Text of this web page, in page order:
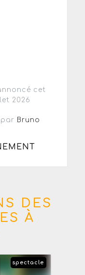
cet
2026
par Bruno
DES
À
spectacle